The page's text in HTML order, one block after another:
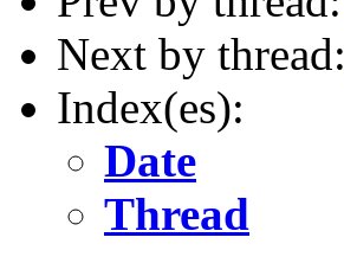
Next by thread:
Index(es):
Date
Thread